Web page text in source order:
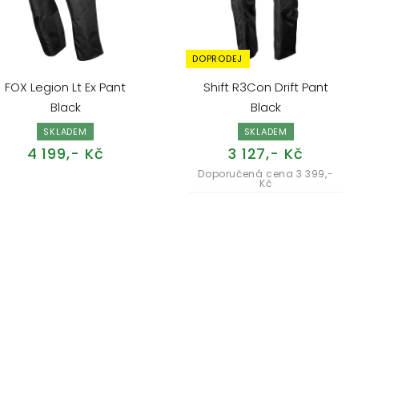
FOX Legion Lt Ex Pant
Black
SKLADEM
4 199,- Kč
Shift R3Con Drift Pant
Black
SKLADEM
3 127,- Kč
Doporučená cena 3 399,-
Kč
DOPRODEJ